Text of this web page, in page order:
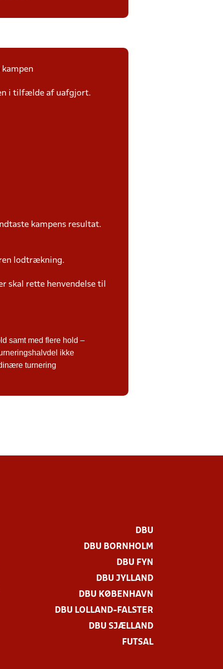
kampen
i tilfælde af uafgjort.
kampens resultat.
ren lodtrækning.
skal rette henvendelse til
samt med flere hold –
ikke
turnering
DBU
DBU BORNHOLM
DBU FYN
DBU JYLLAND
DBU KØBENHAVN
DBU LOLLAND-FALSTER
DBU SJÆLLAND
FUTSAL